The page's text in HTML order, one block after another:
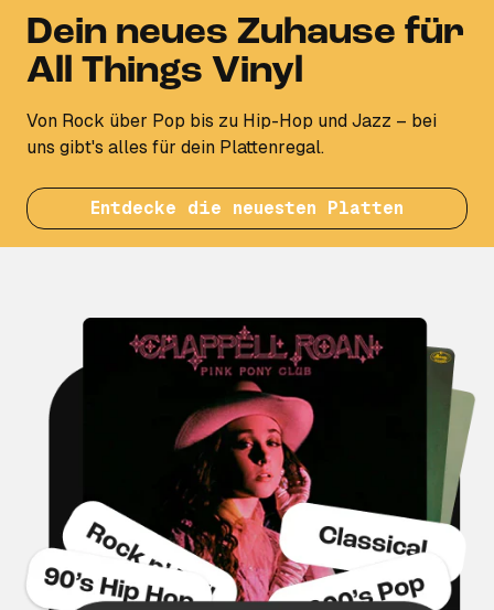
Dein neues Zuhause für
All Things Vinyl
Von Rock über Pop bis zu Hip-Hop und Jazz – bei
uns gibt's alles für dein Plattenregal.
Entdecke die neuesten Platten